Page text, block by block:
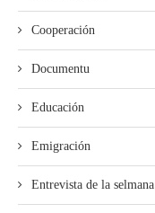
Cooperación
Documentu
Educación
Emigración
Entrevista de la selmana